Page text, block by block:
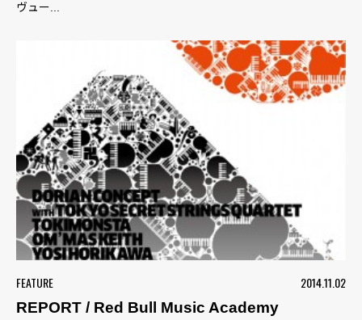
ヴュー...
FEATURE
2014.11.02
REPORT / Red Bull Music Academy